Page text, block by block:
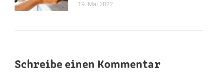
19. Mai 2022
Schreibe einen Kommentar